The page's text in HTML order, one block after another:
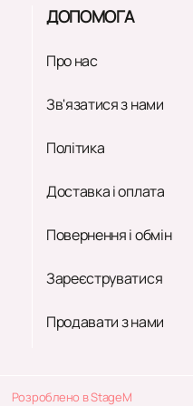
ДОПОМОГА
Про нас
Зв'язатися з нами
Політика
Доставка і оплата
Повернення і обмін
Зареєструватися
Продавати з нами
Розроблено в StageM